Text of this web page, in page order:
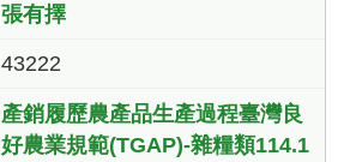
張有擇
43222
產銷履歷農產品生產過程臺灣良
好農業規範(TGAP)-雜糧類114.1